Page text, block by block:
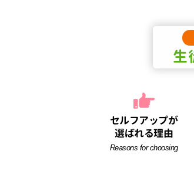
生
セルフアップが
選ばれる理由
Reasons for choosing